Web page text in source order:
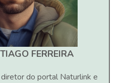
FERREIRA
do portal Naturlink e